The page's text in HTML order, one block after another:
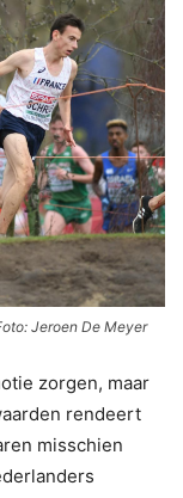
Jeroen De Meyer
zorgen, maar
rendeert
misschien